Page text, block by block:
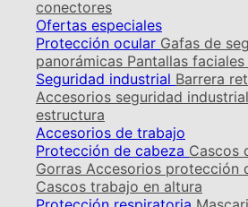
conectores
Ofertas especiales
Protección ocular Gafas de
panorámicas Pantallas faciales
Seguridad industrial Barrera
Accesorios seguridad industrial
estructura
Accesorios de trabajo
Protección de cabeza Cascos
Gorras Accesorios protección
Cascos trabajo en altura